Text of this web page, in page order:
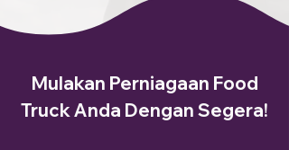
Mulakan Perniagaan Food
Truck Anda Dengan Segera!